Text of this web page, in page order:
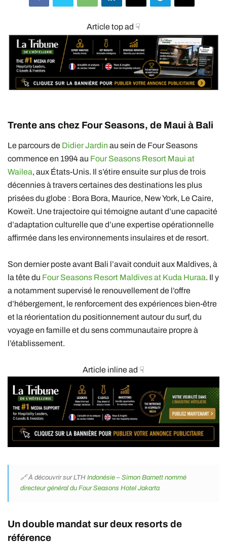
Article top ad ☟
Trente ans chez Four Seasons, de Maui à Bali
Le parcours de Didier Jardin au sein de Four Seasons
commence en 1994 au Four Seasons Resort Maui at
Wailea, aux États-Unis. Il s’étire ensuite sur plus de trois
décennies à travers certaines des destinations les plus
prisées du globe : Bora Bora, Maurice, New York, Le Caire,
Koweït. Une trajectoire qui témoigne autant d’une capacité
d’adaptation culturelle que d’une expertise opérationnelle
affirmée dans les environnements insulaires et de resort.
Son dernier poste avant Bali l’avait conduit aux Maldives, à
la tête du Four Seasons Resort Maldives at Kuda Huraa. Il y
a notamment supervisé le renouvellement de l’offre
d’hébergement, le renforcement des expériences bien-être
et la réorientation du positionnement autour du surf, du
voyage en famille et du sens communautaire propre à
l’établissement.
Article inline ad ☟
🔗 À découvrir sur LTH Indonésie – Simon Barnett nommé
directeur général du Four Seasons Hotel Jakarta
Un double mandat sur deux resorts de
référence